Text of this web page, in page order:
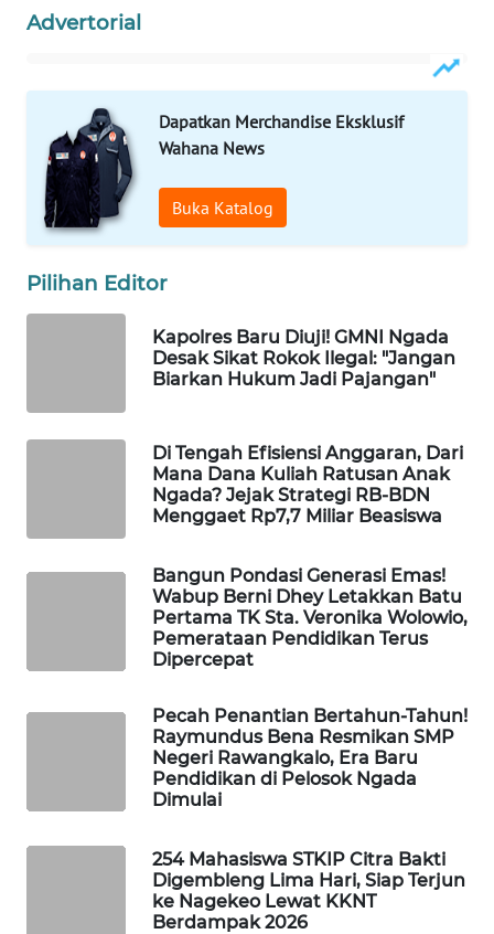
Advertorial
Dapatkan Merchandise Eksklusif
Wahana News
Buka Katalog
Pilihan Editor
Kapolres Baru Diuji! GMNI Ngada
Desak Sikat Rokok Ilegal: "Jangan
Biarkan Hukum Jadi Pajangan"
Di Tengah Efisiensi Anggaran, Dari
Mana Dana Kuliah Ratusan Anak
Ngada? Jejak Strategi RB-BDN
Menggaet Rp7,7 Miliar Beasiswa
Bangun Pondasi Generasi Emas!
Wabup Berni Dhey Letakkan Batu
Pertama TK Sta. Veronika Wolowio,
Pemerataan Pendidikan Terus
Dipercepat
Pecah Penantian Bertahun-Tahun!
Raymundus Bena Resmikan SMP
Negeri Rawangkalo, Era Baru
Pendidikan di Pelosok Ngada
Dimulai
254 Mahasiswa STKIP Citra Bakti
Digembleng Lima Hari, Siap Terjun
ke Nagekeo Lewat KKNT
Berdampak 2026
WAHANA
KONSUMEN
WAHANA
LISTRIK
WAHANA
TRAVEL
TV
WAHANANEWS
CO ID
PERSONA